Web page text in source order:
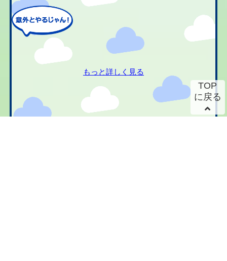
もっと詳しく見る
TOP
に戻る